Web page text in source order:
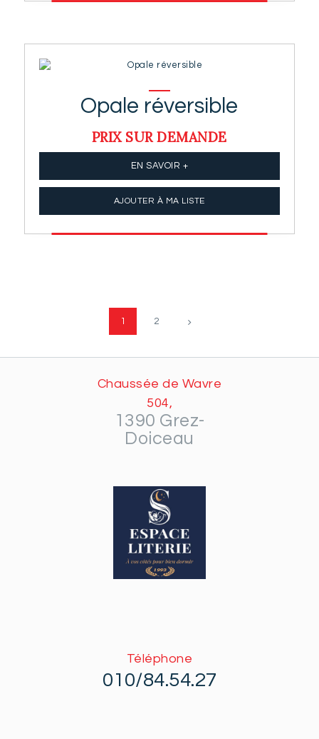
Opale réversible
PRIX SUR DEMANDE
EN SAVOIR +
AJOUTER À MA LISTE
1 2
Chaussée de Wavre
504,
1390 Grez-
Doiceau
Téléphone
010/84.54.27